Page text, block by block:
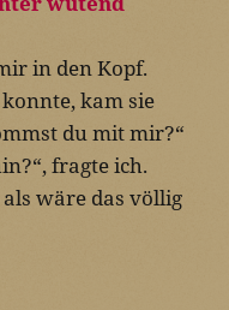
in den Kopf.
kam sie
du mit mir?“
fragte ich.
als wäre das völlig